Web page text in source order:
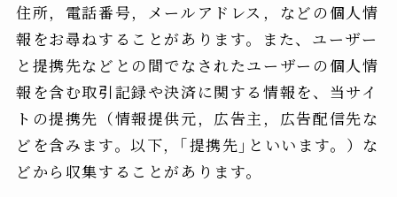
住所，電話番号，メールアドレス，などの個人情
報をお尋ねすることがあります。また、ユーザー
と提携先などとの間でなされたユーザーの個人情
報を含む取引記録や決済に関する情報を、当サイ
トの提携先（情報提供元，広告主，広告配信先な
どを含みます。以下，｢提携先｣といいます。）な
どから収集することがあります。